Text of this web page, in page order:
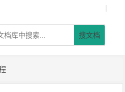
|
搜文档